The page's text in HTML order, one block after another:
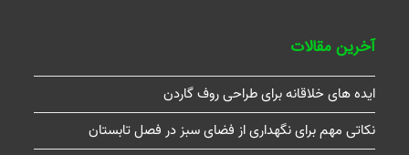
آخرین مقالات
ایده های خلاقانه برای طراحی روف گاردن
نکاتی مهم برای نگهداری از فضای سبز در فصل تابستان